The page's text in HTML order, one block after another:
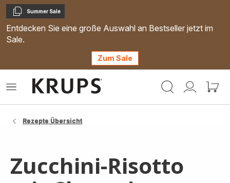
Kopieren
Summer Sale
Entdecken Sie eine große Auswahl an Bestseller jetzt im
Sale.
Zum Sale
Mein
Mein
Das
Rezepte Übersicht
Zucchini-Risotto